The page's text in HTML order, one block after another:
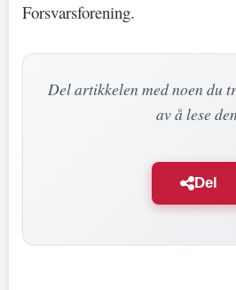
Forsvarsforening.
Del artikkelen med noen du
av å lese
Del